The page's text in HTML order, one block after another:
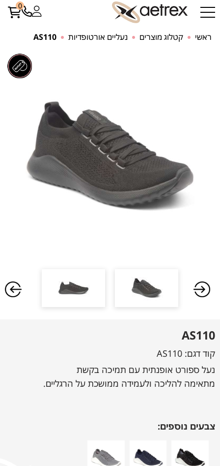
0
ראשי קטלוג מוצרים נעליים אורטופדיות AS110
AS110
קוד דגם: AS110
נעל ספורט אופנתית עם תמיכה בקשת
מתאימה להליכה ולעמידה ממושכת על הרגליים.
צבעים נוספים: